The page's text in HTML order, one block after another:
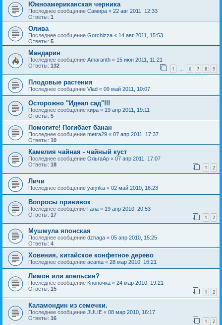
Южноамериканская черника
Последнее сообщение Самира « 22 авг 2011, 12:33
Ответы: 1
Олива
Последнее сообщение Gorchizza « 14 авг 2011, 15:53
Ответы: 5
Мандарин
Последнее сообщение Amaranth « 15 июн 2011, 11:21
Ответы: 132 1 6 7 8 9
Плодовые растения
Последнее сообщение Vlad « 09 май 2011, 10:07
Осторожно "Идеал сад"!!!
Последнее сообщение кира « 19 апр 2011, 19:11
Ответы: 5
Помогите! Погибает банан
Последнее сообщение metra29 « 07 апр 2011, 17:37
Ответы: 10
Камелия чайная - чайный куст
Последнее сообщение ОльгаАр « 07 апр 2011, 17:07
Ответы: 18 1 2
Личи
Последнее сообщение yarjnka « 02 май 2010, 18:23
Вопросы прививок
Последнее сообщение Гала « 19 апр 2010, 20:53
Ответы: 17 1 2
Мушмула японская
Последнее сообщение dzhaga « 05 апр 2010, 15:25
Ответы: 4
Ховения, китайское конфетное дерево
Последнее сообщение acanta « 28 мар 2010, 16:21
Лимон или апельсин?
Последнее сообщение Кнопочка « 24 мар 2010, 19:21
Ответы: 15 1 2
Каламондин из семечки.
Последнее сообщение JULIE « 08 мар 2010, 16:17
Ответы: 16 1 2